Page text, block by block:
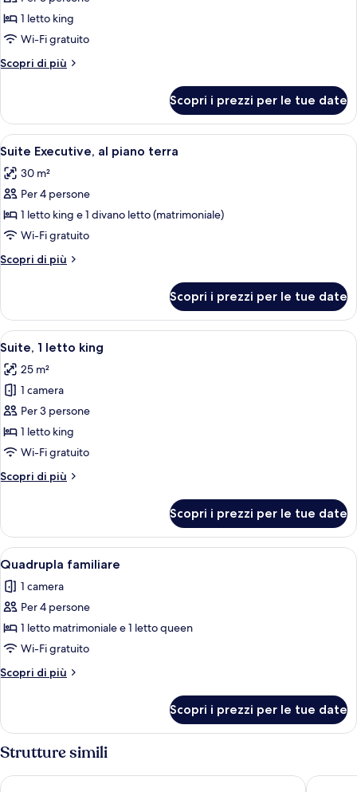
Suite
Junior,
letto
1 letto king
Wi-Fi gratuito
Scopri di più
Altri
Junior,
letto
Scopri i prezzi per le tue date
Apri
tutte
le
foto
per
Suite
Executive,
al
terra
Una camera d'albergo con un letto,
5
Suite Executive, al piano terra
30 m²
Per 4 persone
1 letto king e 1 divano letto (matrimoniale)
Wi-Fi gratuito
Scopri di più
Altri
Executive,
al
piano
Scopri i prezzi per le tue date
Apri
tutte
le
foto
per
Suite,
1
king
Una camera d'hotel moderna con
5
Suite, 1 letto king
25 m²
1 camera
Per 3 persone
1 letto king
Wi-Fi gratuito
Scopri di più
Altri
1
letto
king
Scopri i prezzi per le tue date
Apri
tutte
le
foto
per
Quadrupla
familiare
Una camera d'hotel moderna con
1
Quadrupla familiare
1 camera
Per 4 persone
1 letto matrimoniale e 1 letto queen
Wi-Fi gratuito
Scopri di più
Altri
familiare
Scopri i prezzi per le tue date
Strutture simili
Condotti Boutique Hotel Efes